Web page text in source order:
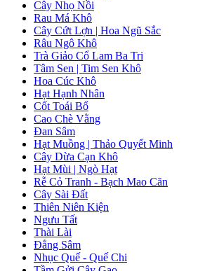
Cây Nhọ Nồi
Rau Má Khô
Cây Cứt Lợn | Hoa Ngũ Sắc
Râu Ngô Khô
Trà Giảo Cổ Lam Ba Tri
Tâm Sen | Tim Sen Khô
Hoa Cúc Khô
Hạt Hạnh Nhân
Cốt Toái Bổ
Cao Chè Vằng
Đan Sâm
Hạt Muồng | Thảo Quyết Minh
Cây Dừa Cạn Khô
Hạt Mùi | Ngò Hạt
Rễ Cỏ Tranh - Bạch Mao Căn
Cây Sài Đất
Thiên Niên Kiện
Ngưu Tất
Thài Lài
Đẳng Sâm
Nhục Quế - Quế Chi